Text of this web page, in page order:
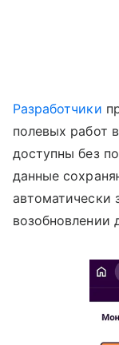
Разработчики
полевых работ
доступны без
данные
автоматически
возобновлении